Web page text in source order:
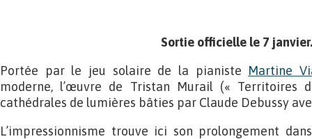
Sortie officielle le 7 janvier.
Portée par le jeu solaire de la pianiste Martine
moderne, l’œuvre de Tristan Murail (« Territoires
cathédrales de lumières bâties par Claude Debussy
L’impressionnisme trouve ici son prolongement